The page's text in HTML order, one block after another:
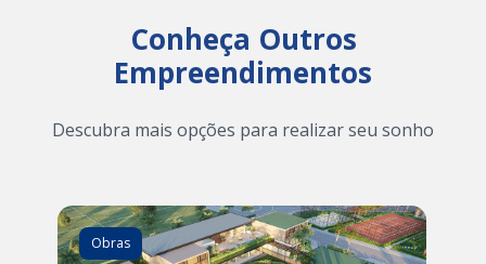
Conheça Outros
Empreendimentos
Descubra mais opções para realizar seu sonho
Obras